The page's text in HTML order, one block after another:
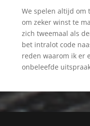
We spelen altijd om
om zeker winst te
zich tweemaal als
bet intralot code
reden waarom ik er
onbeleefde